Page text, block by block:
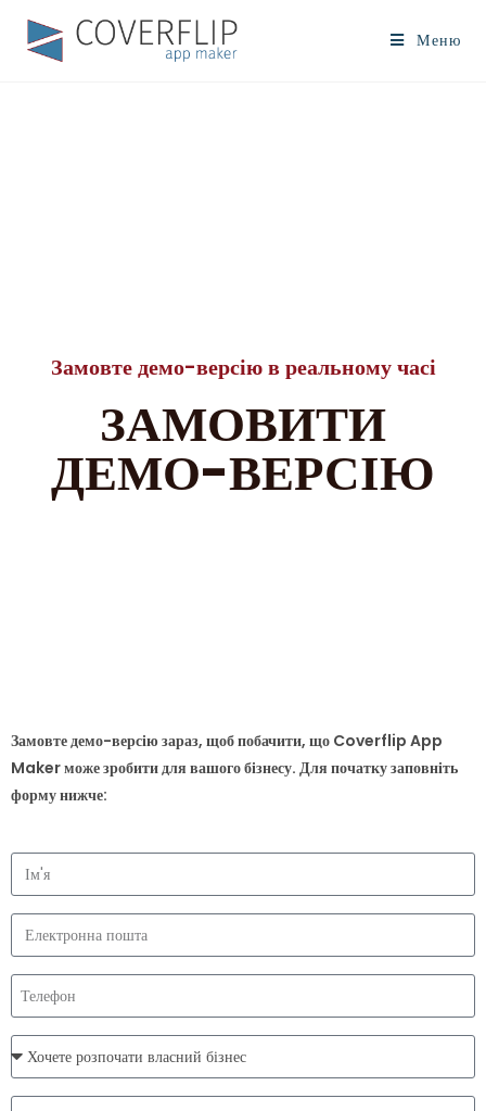
Меню
Замовте демо-версію в реальному часі
ЗАМОВИТИ
ДЕМО-ВЕРСІЮ
Замовте демо-версію зараз, щоб побачити, що Coverflip App
Maker може зробити для вашого бізнесу. Для початку заповніть
форму нижче: